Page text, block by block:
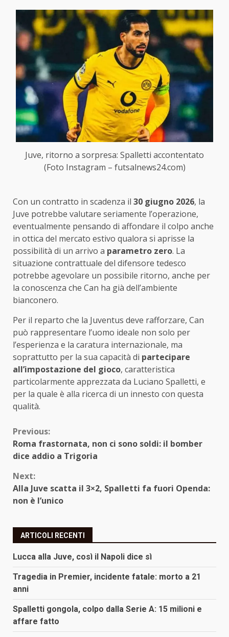
Juve, ritorno a sorpresa: Spalletti accontentato
(Foto Instagram – futsalnews24.com)
Con un contratto in scadenza il 30 giugno 2026, la
Juve potrebbe valutare seriamente l’operazione,
eventualmente pensando di affondare il colpo anche
in ottica del mercato estivo qualora si aprisse la
possibilità di un arrivo a parametro zero. La
situazione contrattuale del difensore tedesco
potrebbe agevolare un possibile ritorno, anche per
la conoscenza che Can ha già dell’ambiente
bianconero.
Per il reparto che la Juventus deve rafforzare, Can
può rappresentare l’uomo ideale non solo per
l’esperienza e la caratura internazionale, ma
soprattutto per la sua capacità di partecipare
all’impostazione del gioco, caratteristica
particolarmente apprezzata da Luciano Spalletti, e
per la quale è alla ricerca di un innesto con questa
qualità.
Continue
Reading
Previous:
Roma frastornata, non ci sono soldi: il bomber
dice addio a Trigoria
Next:
Alla Juve scatta il 3×2, Spalletti fa fuori Openda:
non è l’unico
ARTICOLI RECENTI
Lucca alla Juve, così il Napoli dice sì
Tragedia in Premier, incidente fatale: morto a 21
anni
Spalletti gongola, colpo dalla Serie A: 15 milioni e
affare fatto